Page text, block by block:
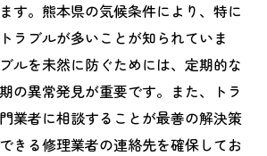
す。熊本県の気候条件により、特に
ラブルが多いことが知られていま
ルを未然に防ぐためには、定期的な
の異常発見が重要です。また、トラ
業者に相談することが最善の解決策
きる修理業者の連絡先を確保してお